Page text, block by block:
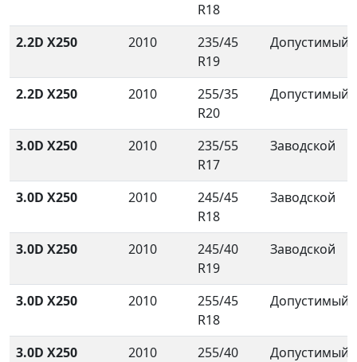
R18
2.2D X250 2010
235/45
R19
Допустимый
2.2D X250 2010
255/35
R20
Допустимый
3.0D X250 2010
235/55
R17
Заводской
3.0D X250 2010
245/45
R18
Заводской
3.0D X250 2010
245/40
R19
Заводской
3.0D X250 2010
255/45
R18
Допустимый
3.0D X250 2010
255/40
Допустимый